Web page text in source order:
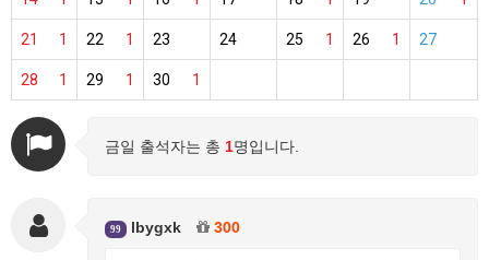
1
21 1
22 23 24 1
25 1
26 27
1
28 1
29 1
30
금일 출석자는 총 1명입니다.
99 lbygxk 300